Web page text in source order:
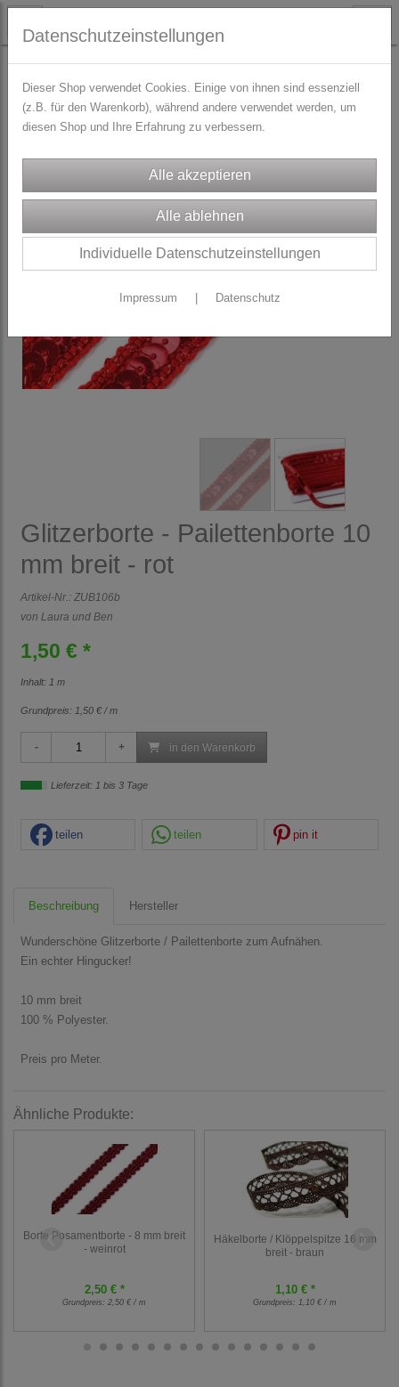
TRACHTENZUBEHÖR Zierborten & Paspol
Glitzerborte - Pailettenborte 10
mm breit - rot
Artikel-Nr.: ZUB106b
von Laura und Ben
1,50 € *
Inhalt: 1 m
Grundpreis: 1,50 € / m
in den Warenkorb
Lieferzeit: 1 bis 3 Tage
teilen teilen pin it
Beschreibung Hersteller
Wunderschöne Glitzerborte / Pailettenborte zum Aufnähen.
Ein echter Hingucker!
10 mm breit
100 % Polyester.
Preis pro Meter.
Ähnliche Produkte:
Borte Posamentborte - 8 mm breit
- weinrot
2,50 € *
Grundpreis: 2,50 € / m
Häkelborte / Klöppelspitze 16 mm
breit - braun
1,10 € *
Grundpreis: 1,10 € / m
Datenschutzeinstellungen
Dieser Shop verwendet Cookies. Einige von ihnen sind essenziell
(z.B. für den Warenkorb), während andere verwendet werden, um
diesen Shop und Ihre Erfahrung zu verbessern.
Individuelle Datenschutzeinstellungen
Impressum Datenschutz